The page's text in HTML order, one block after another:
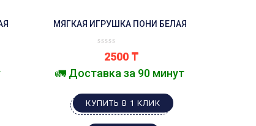
МЯГКАЯ ИГРУШКА ПОНИ БЕЛАЯ
2500 ₸
🚛 Доставка за 90 минут
КУПИТЬ В 1 КЛИК